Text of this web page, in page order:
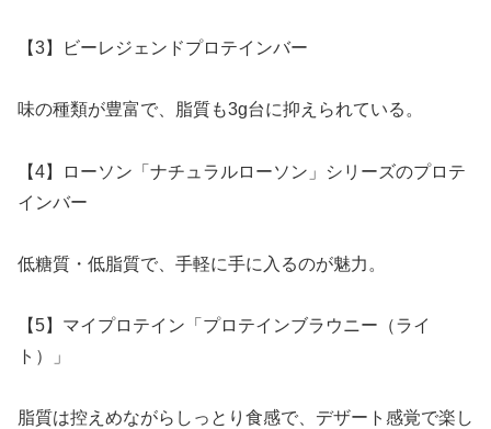
【3】ビーレジェンドプロテインバー
味の種類が豊富で、脂質も3g台に抑えられている。
【4】ローソン「ナチュラルローソン」シリーズのプロテ
インバー
低糖質・低脂質で、手軽に手に入るのが魅力。
【5】マイプロテイン「プロテインブラウニー（ライ
ト）」
脂質は控えめながらしっとり食感で、デザート感覚で楽し